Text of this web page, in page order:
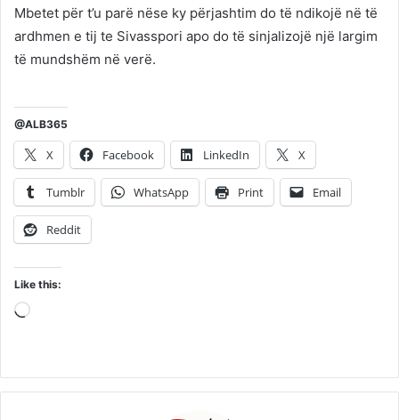
Mbetet për t’u parë nëse ky përjashtim do të ndikojë në të
ardhmen e tij te Sivasspori apo do të sinjalizojë një largim
të mundshëm në verë.
@ALB365
X Facebook LinkedIn X
Tumblr WhatsApp Print Email
Reddit
Like this:
Loading…